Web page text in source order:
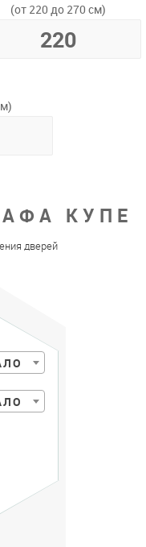
(от 220 до 270 см)
КУПЕ
дверей